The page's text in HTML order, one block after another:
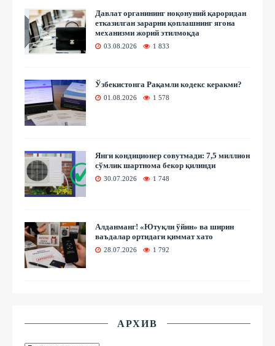
Давлат органининг ноқонуний қароридан
етказилган зарарни қоплашнинг ягона
механизми жорий этилмоқда
03.08.2026 1 833
Ўзбекистонга Рақамли кодекс керакми?
01.08.2026 1 578
Янги кондиционер совутмади: 7,5 миллион
сўмлик шартнома бекор қилинди
30.07.2026 1 748
Алданманг! «Ютуқли ўйин» ва ширин
ваъдалар ортидаги қиммат хато
28.07.2026 1 792
АРХИВ